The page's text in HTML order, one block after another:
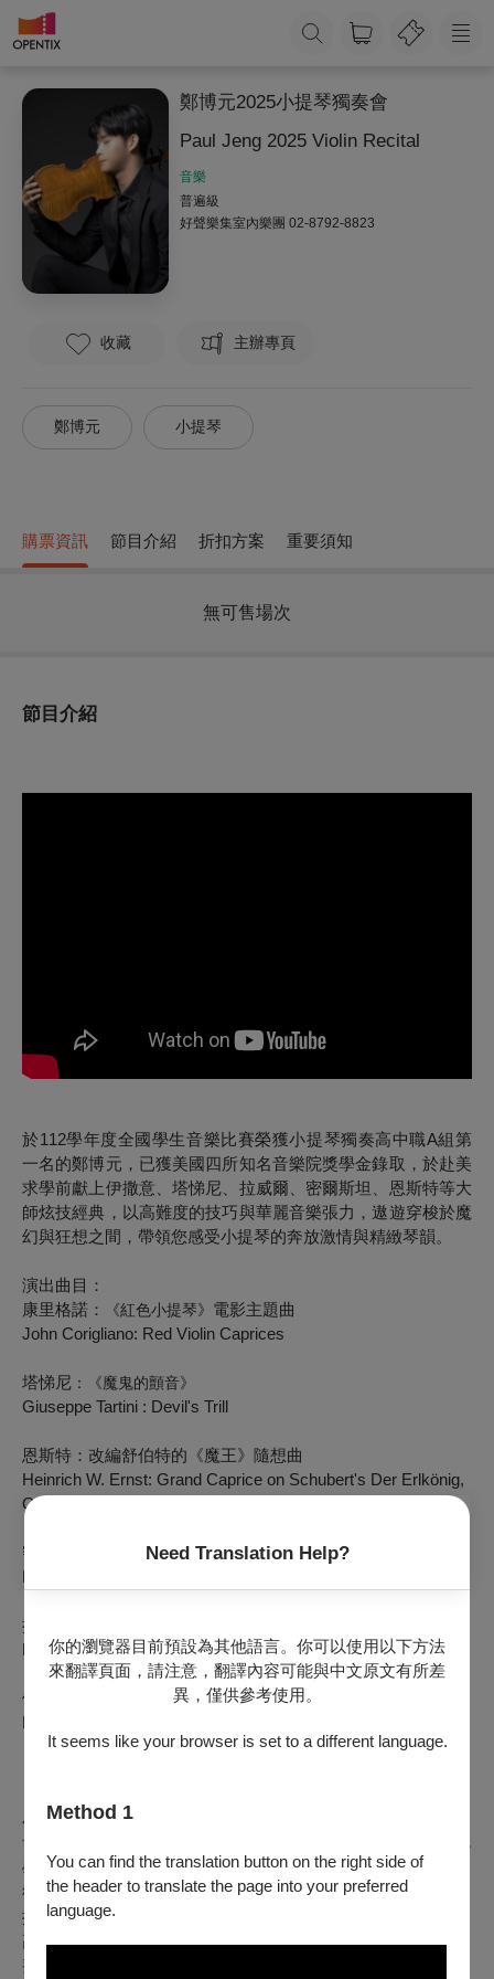
Need Translation Help?
你的瀏覽器目前預設為其他語言。你可以使用以下方法
來翻譯頁面，請注意，翻譯內容可能與中文原文有所差
異，僅供參考使用。
It seems like your browser is set to a different language.
Method 1
You can find the translation button on the right side of
the header to translate the page into your preferred
language.
鄭博元2025小提琴獨奏會
Paul Jeng 2025 Violin Recital
音樂
普遍級
好聲樂集室內樂團 02-8792-8823
收藏 主辦專頁
鄭博元 小提琴
購票資訊 節目介紹 折扣方案 重要須知
無可售場次
節目介紹
於112學年度全國學生音樂比賽榮獲小提琴獨奏高中職A組第
一名的鄭博元，已獲美國四所知名音樂院獎學金錄取，於赴美
求學前獻上伊撒意、塔悌尼、拉威爾、密爾斯坦、恩斯特等大
師炫技經典，以高難度的技巧與華麗音樂張力，遨遊穿梭於魔
幻與狂想之間，帶領您感受小提琴的奔放激情與精緻琴韻。
演出曲目：
康里格諾 ： 《紅色小提琴》 電影主題曲
John Corigliano: Red Violin Caprices
塔悌尼 ： 《魔鬼的顫音》
Giuseppe Tartini : Devil's Trill
恩斯特：改編舒伯特的《魔王》隨想曲
Heinrich W. Ernst: Grand Caprice on Schubert's Der Erlkönig,
Op. 26
密爾斯坦：改編李斯特第一號魔鬼圓舞曲
Nathan Milstein: Liszt Mephistopheles Waltz No 1
拉威爾
Maurice Ravel: Tzigane
伊撒意：《E大調無伴奏小提琴奏鳴曲第六號》
Eugène Ysaÿe: Violin Sonata No.6 in E major
小提琴Violin｜鄭博元Paul Jeng
博元2006年出生於台北市，小學一年級由陳妍希老師啟蒙，小
學至國中師從陳妍希、周建瑩兩位老師。目前就讀國立台南藝
術大學七年一貫制音樂系四年級，主修小提琴，師事周郁芝教
授。
高中之前雖未曾就讀音樂班，因參加學校弦樂團，接受豐富完
整的音樂環境薰陶，透過比賽、演出持續累積舞台經驗，國小